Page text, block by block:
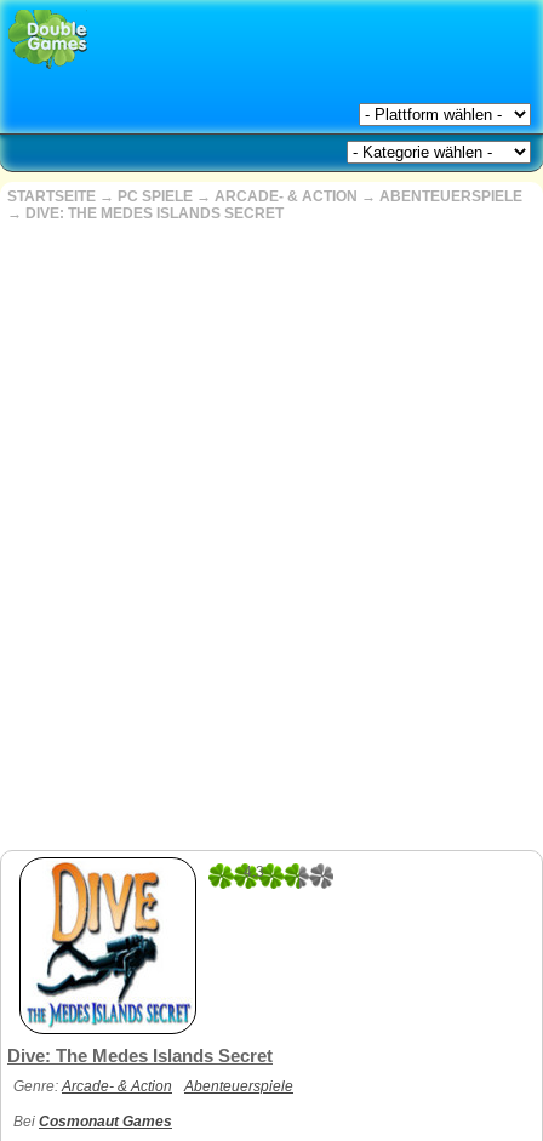
STARTSEITE → PC SPIELE → ARCADE- & ACTION → ABENTEUERSPIELE
→ DIVE: THE MEDES ISLANDS SECRET
4.3
Dive: The Medes Islands Secret
Genre:Arcade- & Action Abenteuerspiele
Bei Cosmonaut Games